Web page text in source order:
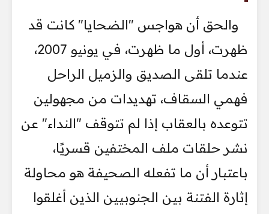
والحق أن هواجس "الضحايا" كانت قد
ظهرت، أول ما ظهرت، في يونيو 2007،
عندما تلقى الصديق والزميل الراحل
فهمي السقاف، تهديدات من مجهولين
تتوعده بالعقاب إذا لم تتوقف "النداء" عن
نشر حلقات ملف المختفين قسريًا،
باعتبار أن ما تفعله الصحيفة هو محاولة
إثارة الفتنة بين الجنوبيين الذين أغلقوا